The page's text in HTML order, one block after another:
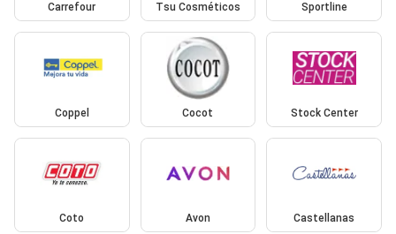
Carrefour Tsu Cosméticos Sportline
Coppel Cocot Stock Center
Coto Avon Castellanas